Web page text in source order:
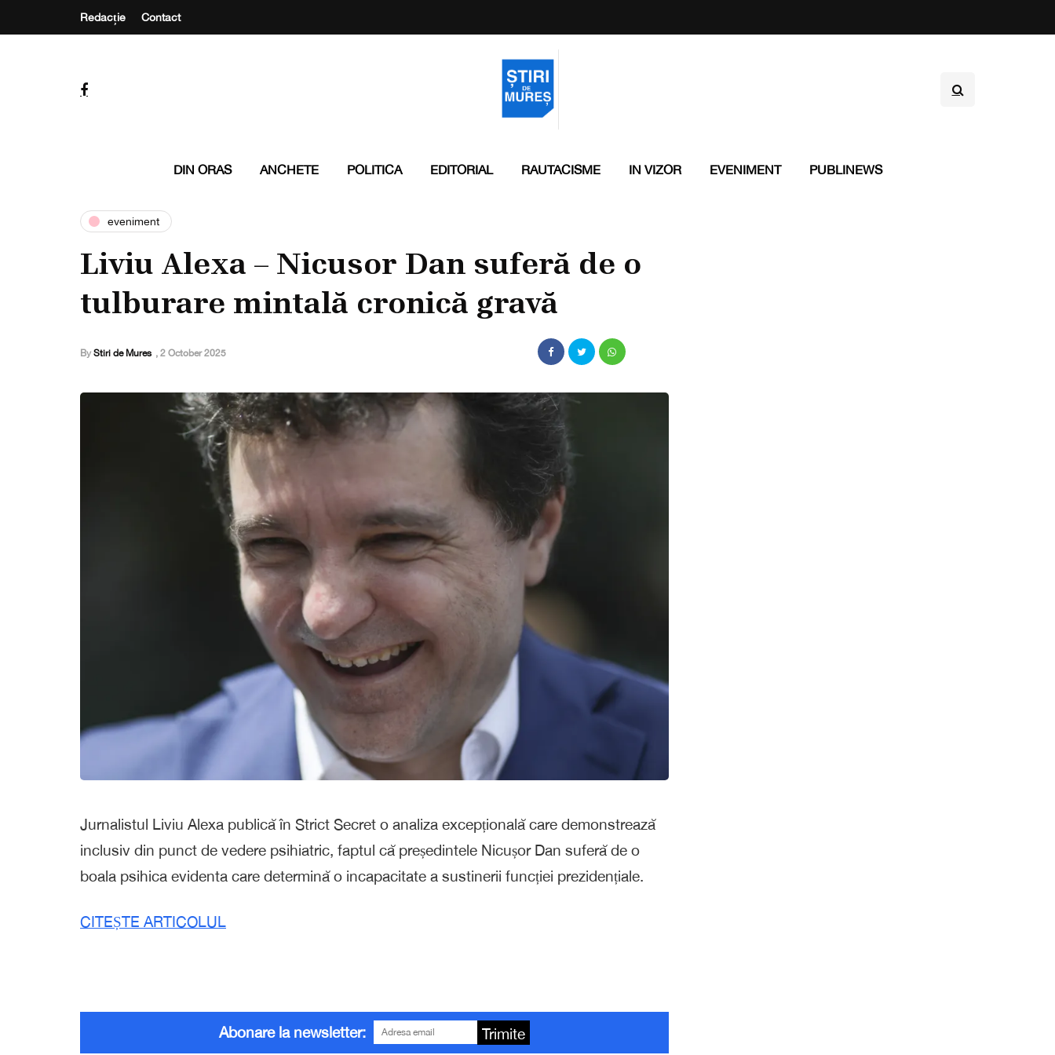
Redacție Contact
DIN ORAS ANCHETE POLITICA EDITORIAL RAUTACISME IN VIZOR EVENIMENT PUBLINEWS
eveniment
Liviu Alexa – Nicusor Dan suferă de o
tulburare mintală cronică gravă
By Stiri de Mures , 2 October 2025
Jurnalistul Liviu Alexa publică în Strict Secret o analiza excepțională care demonstrează
inclusiv din punct de vedere psihiatric, faptul că președintele Nicușor Dan suferă de o
boala psihica evidenta care determină o incapacitate a sustinerii funcției prezidențiale.
CITEȘTE ARTICOLUL
Abonare la newsletter: Trimite